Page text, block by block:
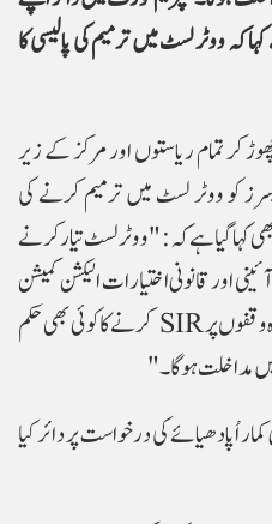
کہ ووٹر لسٹ میں ترمیم کی پالیسی کا
کر تمام ریاستوں اور مرکز کے زیر
کو ووٹر لسٹ میں ترمیم کرنے کی
کہا گیا ہے کہ: "ووٹر لسٹ تیار کرنے
اور قانونی اختیارات الیکشن کمیشن
کے پاس ہیں۔ پورے ملک میں باقاعدہ وقفوں پر SIR کرنے کا کوئی بھی حکم
مداخلت ہوگا۔"
اُپادھیائے کی درخواست پر دائر کیا